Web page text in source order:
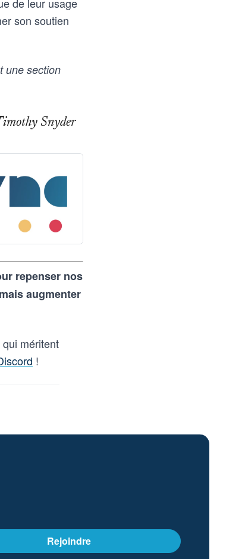
son soutien
une section
Snyder
repenser nos
augmenter
méritent
!
Rejoindre